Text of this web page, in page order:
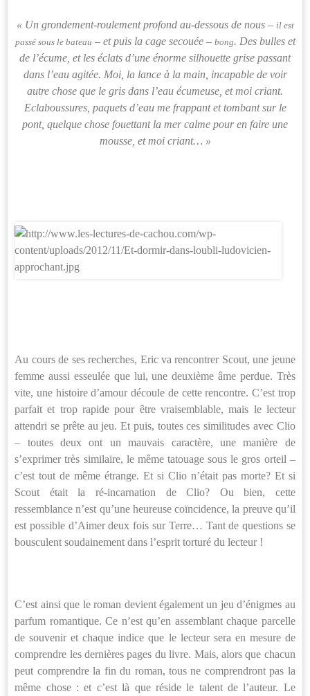
« Un grondement-roulement profond au-dessous de nous – il est
passé sous le bateau – et puis la cage secouée – bong. Des bulles et
de l’écume, et les éclats d’une énorme silhouette grise passant
dans l’eau agitée. Moi, la lance à la main, incapable de voir
autre chose que le gris dans l’eau écumeuse, et moi criant.
Eclaboussures, paquets d’eau me frappant et tombant sur le
pont, quelque chose fouettant la mer calme pour en faire une
mousse, et moi criant… »
Au cours de ses recherches, Eric va rencontrer Scout, une jeune
femme aussi esseulée que lui, une deuxième âme perdue. Très
vite, une histoire d’amour découle de cette rencontre. C’est trop
parfait et trop rapide pour être vraisemblable, mais le lecteur
attendri se prête au jeu. Et puis, toutes ces similitudes avec Clio
– toutes deux ont un mauvais caractère, une manière de
s’exprimer très similaire, le même tatouage sous le gros orteil –
c’est tout de même étrange. Et si Clio n’était pas morte? Et si
Scout était la ré-incarnation de Clio? Ou bien, cette
ressemblance n’est qu’une heureuse coïncidence, la preuve qu’il
est possible d’Aimer deux fois sur Terre… Tant de questions se
bousculent soudainement dans l’esprit torturé du lecteur !
C’est ainsi que le roman devient également un jeu d’énigmes au
parfum romantique. Ce n’est qu’en assemblant chaque parcelle
de souvenir et chaque indice que le lecteur sera en mesure de
comprendre les dernières pages du livre. Mais, alors que chacun
peut comprendre la fin du roman, tous ne comprendront pas la
même chose : et c’est là que réside le talent de l’auteur. Le